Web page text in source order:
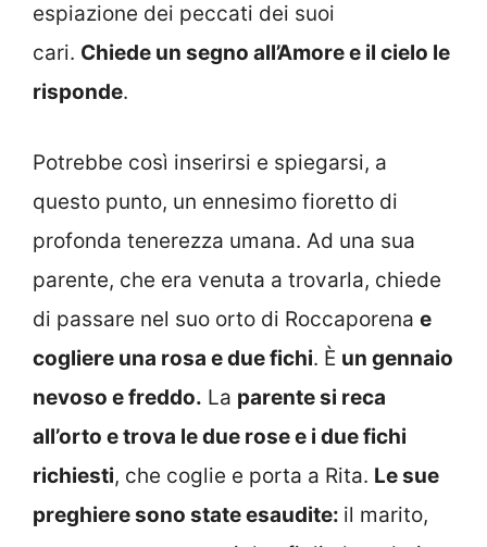
espiazione dei peccati dei suoi
cari. Chiede un segno all’Amore e il cielo le
risponde.
Potrebbe così inserirsi e spiegarsi, a
questo punto, un ennesimo fioretto di
profonda tenerezza umana. Ad una sua
parente, che era venuta a trovarla, chiede
di passare nel suo orto di Roccaporena e
cogliere una rosa e due fichi. È un gennaio
nevoso e freddo. La parente si reca
all’orto e trova le due rose e i due fichi
richiesti, che coglie e porta a Rita. Le sue
preghiere sono state esaudite: il marito,